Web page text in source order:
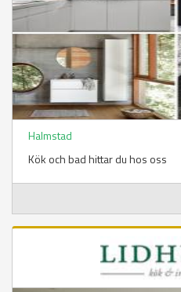
Halmstad
Kök och bad hittar du hos oss